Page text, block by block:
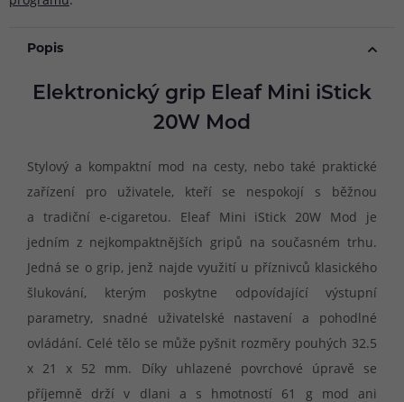
Popis
Elektronický grip Eleaf Mini iStick
20W Mod
Stylový a kompaktní mod na cesty, nebo také praktické
zařízení pro uživatele, kteří se nespokojí s běžnou
a tradiční e-cigaretou. Eleaf Mini iStick 20W Mod je
jedním z nejkompaktnějších gripů na současném trhu.
Jedná se o grip, jenž najde využití u příznivců klasického
šlukování, kterým poskytne odpovídající výstupní
parametry, snadné uživatelské nastavení a pohodlné
ovládání. Celé tělo se může pyšnit rozměry pouhých 32.5
x 21 x 52 mm. Díky uhlazené povrchové úpravě se
příjemně drží v dlani a s hmotností 61 g mod ani